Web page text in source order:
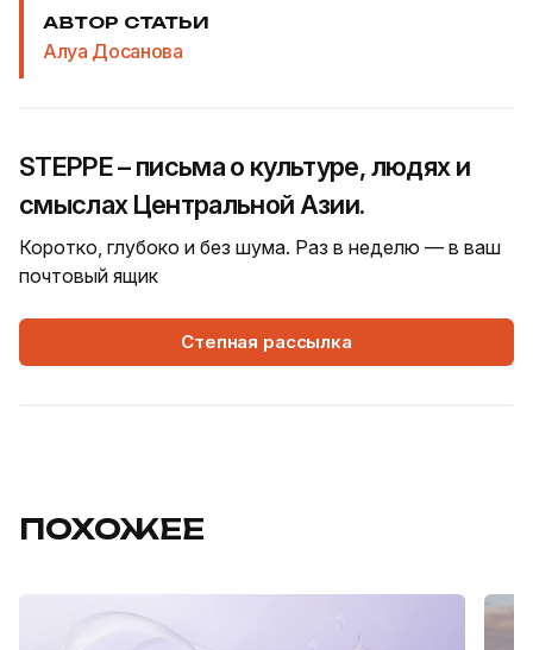
АВТОР СТАТЬИ
Алуа Досанова
STEPPE – письма о культуре, людях и
смыслах Центральной Азии.
Коротко, глубоко и без шума. Раз в неделю — в ваш
почтовый ящик
Степная рассылка
ПОХОЖЕЕ